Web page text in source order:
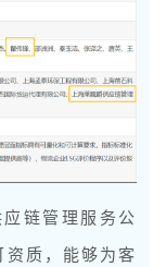
链管理服务公
质，能够为客